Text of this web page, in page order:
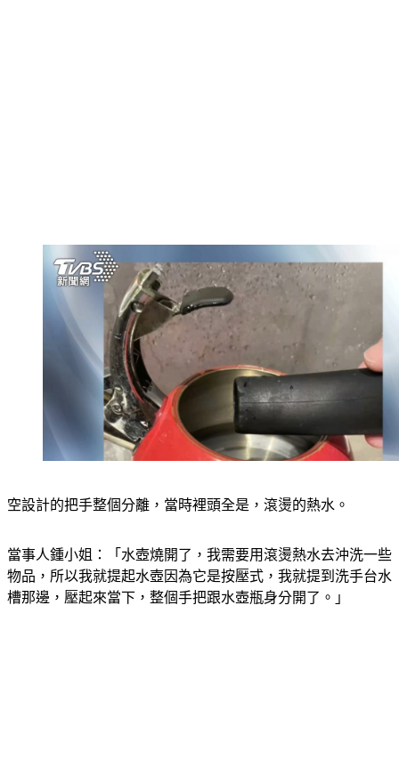
當事人鍾小姐：「水壺燒開了，我需要用滾燙熱水去沖洗一些
物品，所以我就提起水壺因為它是按壓式，我就提到洗手台水